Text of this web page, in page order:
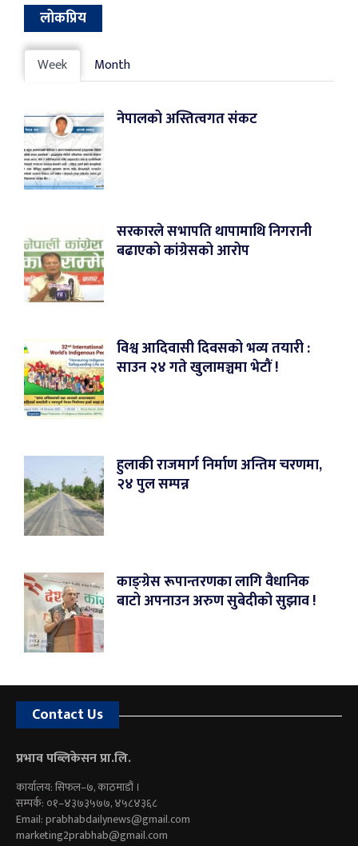
लोकप्रिय
Week Month
नेपालको अस्तित्वगत संकट
सरकारले सभापति थापामाथि निगरानी
बढाएको कांग्रेसको आरोप
विश्व आदिवासी दिवसको भव्य तयारी :
साउन २४ गते खुलामञ्चमा भेटौं !
हुलाकी राजमार्ग निर्माण अन्तिम चरणमा,
२४ पुल सम्पन्न
काङ्ग्रेस रूपान्तरणका लागि वैधानिक
बाटो अपनाउन अरुण सुबेदीको सुझाव !
Contact Us
प्रभाव पब्लिकेसन प्रा.लि.
कार्यालय: सिफल–७, काठमाडौं ।
सम्पर्क: ०१–४३७३५७७, ४५८४३६८
Email:prabhabdailynews@gmail.com
marketing2prabhab@gmail.com